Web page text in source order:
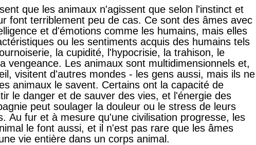
que les animaux n'agissent que selon l'instinct et
font terriblement peu de cas. Ce sont des âmes avec
et d'émotions comme les humains, mais elles
ou les sentiments acquis des humains tels
la cupidité, l'hypocrisie, la trahison, le
vengeance. Les animaux sont multidimensionnels et,
visitent d'autres mondes - les gens aussi, mais ils ne
animaux le savent. Certains ont la capacité de
le danger et de sauver des vies, et l'énergie des
peut soulager la douleur ou le stress de leurs
Au fur et à mesure qu'une civilisation progresse, les
le font aussi, et il n'est pas rare que les âmes
vie entière dans un corps animal.